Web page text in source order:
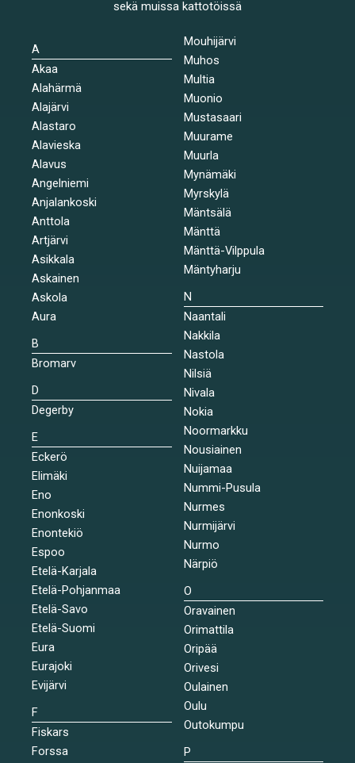
sekä muissa kattotöissä
A
Akaa
Alahärmä
Alajärvi
Alastaro
Alavieska
Alavus
Angelniemi
Anjalankoski
Anttola
Artjärvi
Asikkala
Askainen
Askola
Aura
B
Bromarv
D
Degerby
E
Eckerö
Elimäki
Eno
Enonkoski
Enontekiö
Espoo
Etelä-Karjala
Etelä-Pohjanmaa
Etelä-Savo
Etelä-Suomi
Eura
Eurajoki
Evijärvi
F
Fiskars
Forssa
Mouhijärvi
Muhos
Multia
Muonio
Mustasaari
Muurame
Muurla
Mynämäki
Myrskylä
Mäntsälä
Mänttä
Mänttä-Vilppula
Mäntyharju
N
Naantali
Nakkila
Nastola
Nilsiä
Nivala
Nokia
Noormarkku
Nousiainen
Nuijamaa
Nummi-Pusula
Nurmes
Nurmijärvi
Nurmo
Närpiö
O
Oravainen
Orimattila
Oripää
Orivesi
Oulainen
Oulu
Outokumpu
P